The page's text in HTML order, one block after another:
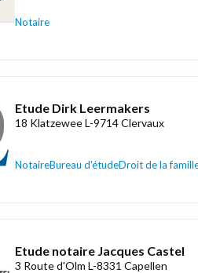
Notaire
Etude Dirk Leermakers
18 Klatzewee L-9714 Clervaux
NotaireBureau d'étudeDroit de la
Etude notaire Jacques Castel
3 Route d'Olm L-8331 Capellen